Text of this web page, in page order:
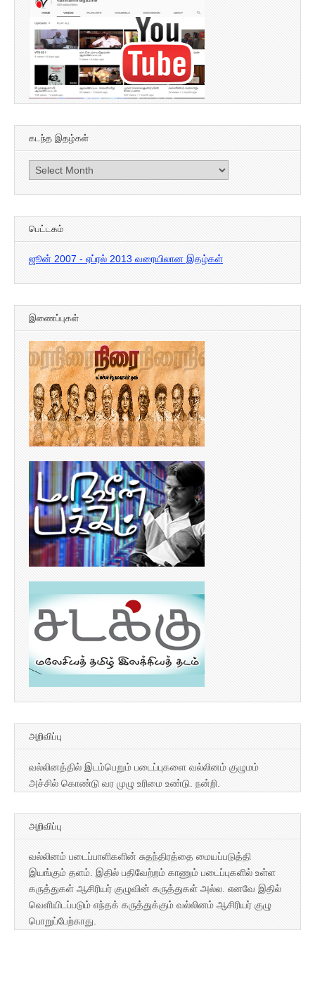
கடந்த இதழ்கள்
கடந்த
இதழ்கள்
பெட்டகம்
ஜூன் 2007 - ஏப்ரல் 2013 வரையிலான இதழ்கள்
இணைப்புகள்
அறிவிப்பு
வல்லினத்தில் இடம்பெறும் படைப்புகளை வல்லினம் குழுமம்
அச்சில் கொண்டு வர முழு உரிமை உண்டு. நன்றி.
அறிவிப்பு
வல்லினம் படைப்பாளிகளின் சுதந்திரத்தை மையப்படுத்தி
இயங்கும் தளம். இதில் பதிவேற்றம் காணும் படைப்புகளில் உள்ள
கருத்துகள் ஆசிரியர் குழுவின் கருத்துகள் அல்ல. எனவே இதில்
வெளியிடப்படும் எந்தக் கருத்துக்கும் வல்லினம் ஆசிரியர் குழு
பொறுப்பேற்காது.